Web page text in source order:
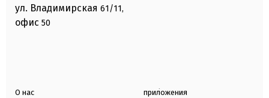
ул. Владимирская 61/11,
офис 50
О нас приложения